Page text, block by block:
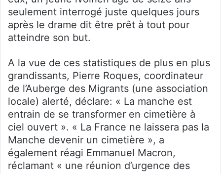
seulement interrogé juste quelques jours
après le drame dit être prêt à tout pour
atteindre son but.
A la vue de ces statistiques de plus en plus
grandissants, Pierre Roques, coordinateur
de l’Auberge des Migrants (une association
locale) alerté, déclare: « La manche est
entrain de se transformer en cimetière à
ciel ouvert ». « La France ne laissera pas la
Manche devenir un cimetière », a
également réagi Emmanuel Macron,
réclamant « une réunion d’urgence des